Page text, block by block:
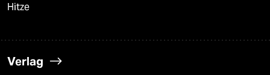
Hitze
Verlag